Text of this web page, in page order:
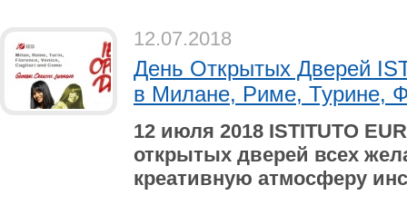
12.07.2018
День Открытых Дверей
в Милане, Риме, Турине,
12 июля 2018 ISTITUTO
открытых дверей всех
креативную атмосферу